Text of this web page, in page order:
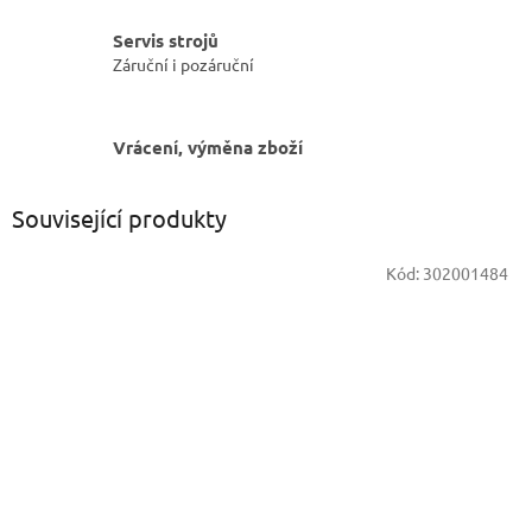
Servis strojů
Záruční i pozáruční
Vrácení, výměna zboží
Související produkty
Kód: 302001484